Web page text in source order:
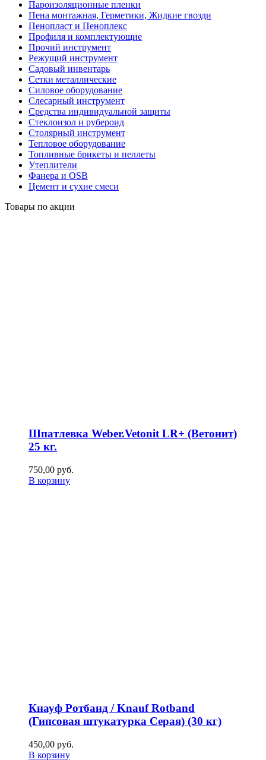
Пароизоляционные пленки
Пена монтажная, Герметики, Жидкие гвозди
Пенопласт и Пеноплекс
Профиля и комплектующие
Прочий инструмент
Режущий инструмент
Садовый инвентарь
Сетки металлические
Силовое оборудование
Слесарный инструмент
Средства индивидуальной защиты
Стеклоизол и рубероид
Столярный инструмент
Тепловое оборудование
Топливные брикеты и пеллеты
Утеплители
Фанера и OSB
Цемент и сухие смеси
Товары по акции
Шпатлевка Weber.Vetonit LR+ (Ветонит)
25 кг.
750,00 руб.
В корзину
Кнауф Ротбанд / Knauf Rotband
(Гипсовая штукатурка Серая) (30 кг)
450,00 руб.
В корзину